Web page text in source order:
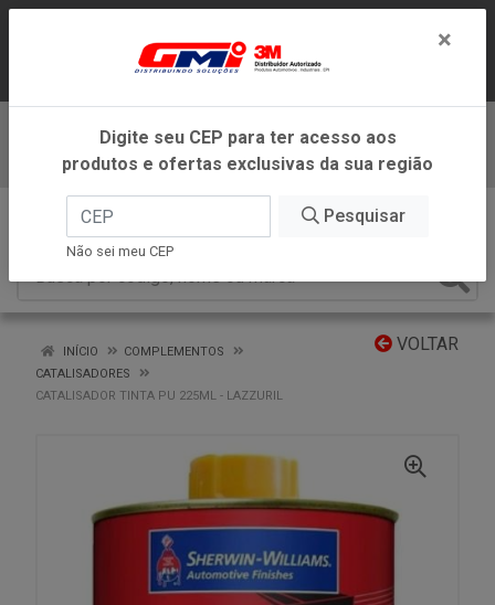
ATENDIMENTO DENTRO DO ESTADO DE
MINAS GERAIS.
Baixe já nosso APP
VOLTAR
INÍCIO
COMPLEMENTOS
CATALISADORES
CATALISADOR TINTA PU 225ML - LAZZURIL
×
Digite seu CEP para ter acesso aos
produtos e ofertas exclusivas da sua região
Pesquisar
Não sei meu CEP